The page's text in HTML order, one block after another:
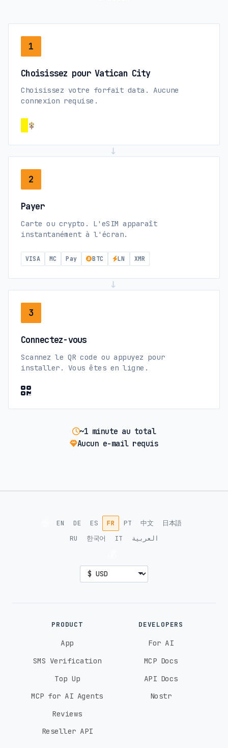
1
Choisissez pour Vatican City
Choisissez votre forfait data. Aucune
connexion requise.
→
2
Payer
Carte ou crypto. L'eSIM apparaît
instantanément à l'écran.
VISA MC Pay BTC LN XMR
→
3
Connectez-vous
Scannez le QR code ou appuyez pour
installer. Vous êtes en ligne.
~1 minute au total
Aucun e-mail requis
EN DE ES FR PT 中文
日本語
RU
한국어 IT العربية
PRODUCT
App
SMS Verification
Top Up
MCP for AI Agents
Reviews
Reseller API
DEVELOPERS
For AI
MCP Docs
API Docs
Nostr